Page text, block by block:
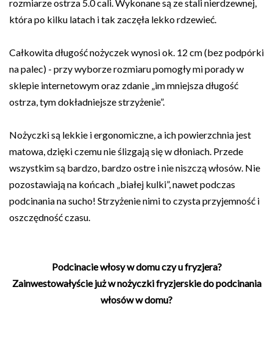
rozmiarze ostrza 5.0 cali. Wykonane są ze stali nierdzewnej,
która po kilku latach i tak zaczęła lekko rdzewieć.
Całkowita długość nożyczek wynosi ok. 12 cm (bez podpórki
na palec) - przy wyborze rozmiaru pomogły mi porady w
sklepie internetowym oraz zdanie „im mniejsza długość
ostrza, tym dokładniejsze strzyżenie”.
Nożyczki są lekkie i ergonomiczne, a ich powierzchnia jest
matowa, dzięki czemu nie ślizgają się w dłoniach. Przede
wszystkim są bardzo, bardzo ostre i nie niszczą włosów. Nie
pozostawiają na końcach „białej kulki”, nawet podczas
podcinania na sucho! Strzyżenie nimi to czysta przyjemność i
oszczędność czasu.
Podcinacie włosy w domu czy u fryzjera?
Zainwestowałyście już w nożyczki fryzjerskie do podcinania
włosów w domu?